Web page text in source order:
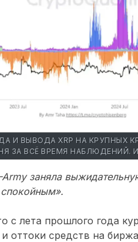
И ВЫВОДА XRP НА
ЗА ВСЁ ВРЕМЯ НАБЛЮДЕНИЙ.
Armyзаняла
с лета прошлого года
оттоки средств на